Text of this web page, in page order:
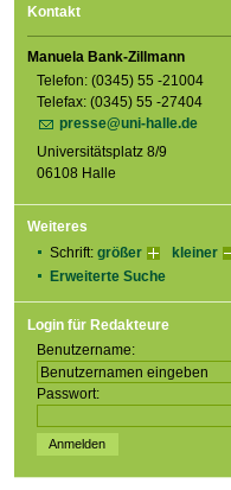
Kontakt
Manuela Bank-Zillmann
Telefon: (0345) 55 -21004
Telefax: (0345) 55 -27404
presse@uni-halle.de
Universitätsplatz 8/9
06108 Halle
Weiteres
Schrift: größer
kleiner
Erweiterte Suche
Login für Redakteure
Benutzername:
Passwort: